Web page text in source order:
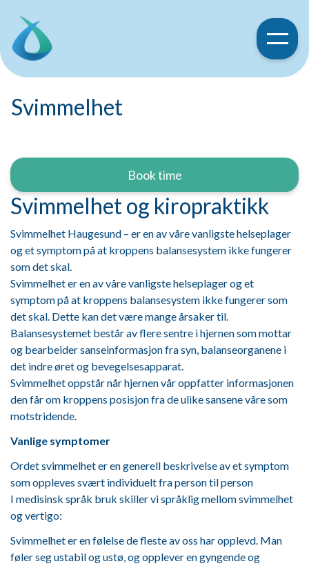
Svimmelhet
Book time
Svimmelhet og kiropraktikk
Svimmelhet Haugesund – er en av våre vanligste helseplager
og et symptom på at kroppens balansesystem ikke fungerer
som det skal.
Svimmelhet er en av våre vanligste helseplager og et
symptom på at kroppens balansesystem ikke fungerer som
det skal. Dette kan det være mange årsaker til.
Balansesystemet består av flere sentre i hjernen som mottar
og bearbeider sanseinformasjon fra syn, balanseorganene i
det indre øret og bevegelsesapparat.
Svimmelhet oppstår når hjernen vår oppfatter informasjonen
den får om kroppens posisjon fra de ulike sansene våre som
motstridende.
Vanlige symptomer
Ordet svimmelhet er en generell beskrivelse av et symptom
som oppleves svært individuelt fra person til person
I medisinsk språk bruk skiller vi språklig mellom svimmelhet
og vertigo:
Svimmelhet er en følelse de fleste av oss har opplevd. Man
føler seg ustabil og ustø, og opplever en gyngende og